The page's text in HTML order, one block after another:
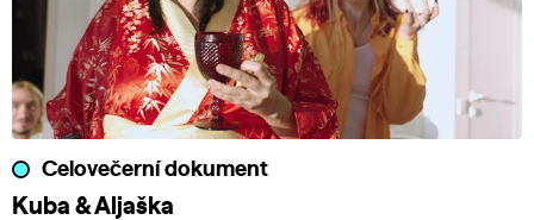
Celovečerní dokument
Kuba & Aljaška